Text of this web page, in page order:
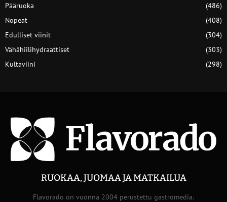
Pääruoka
(486)
Nopeat
(408)
Edulliset viinit
(304)
Vähähiilihydraattiset
(303)
Kultaviini
(298)
RUOKAA, JUOMAA JA MATKAILUA
Flavorado on vuonna 2004 perustettu gastromedia.